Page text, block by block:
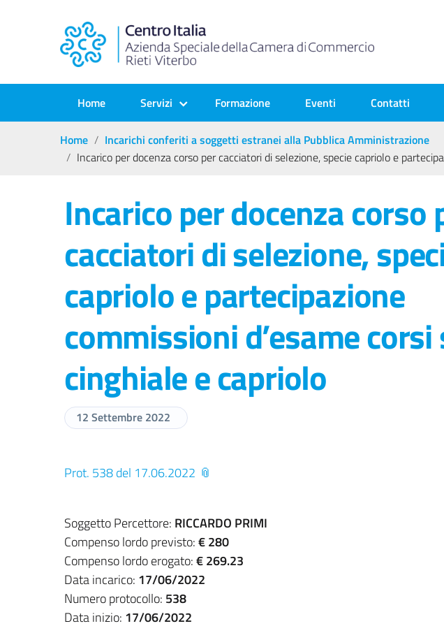
Home Servizi Formazione Eventi Contatti
Home
Incarichi conferiti a soggetti estranei alla Pubblica Amministrazione
Incarico per docenza corso per cacciatori di selezione, specie capriolo e
Incarico per docenza corso
cacciatori di selezione,
capriolo e partecipazione
commissioni d’esame corsi
cinghiale e capriolo
12 Settembre 2022
Prot. 538 del 17.06.2022
Soggetto Percettore: RICCARDO PRIMI
Compenso lordo previsto:€ 280
Compenso lordo erogato:€ 269.23
Data incarico: 17/06/2022
Numero protocollo: 538
Data inizio: 17/06/2022